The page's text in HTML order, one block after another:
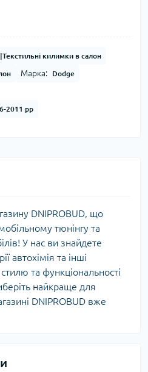
килимки в салон
Марка: Dodge
2011 рр
DNIPROBUD, що
тюнінгу та
У нас ви знайдете
автохімія та інші
та функціональності
найкраще для
DNIPROBUD вже